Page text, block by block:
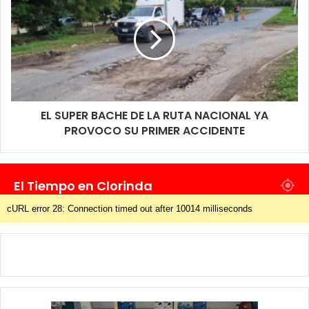
EL SUPER BACHE DE LA RUTA NACIONAL YA
PROVOCO SU PRIMER ACCIDENTE
El Tiempo en Clorinda
cURL error 28: Connection timed out after 10014 milliseconds